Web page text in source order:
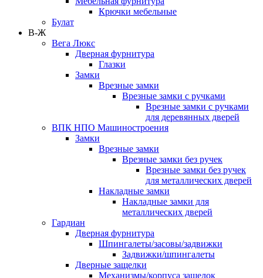
Крючки мебельные
Булат
В-Ж
Вега Люкс
Дверная фурнитура
Глазки
Замки
Врезные замки
Врезные замки с ручками
Врезные замки с ручками
для деревянных дверей
ВПК НПО Машиностроения
Замки
Врезные замки
Врезные замки без ручек
Врезные замки без ручек
для металлических дверей
Накладные замки
Накладные замки для
металлических дверей
Гардиан
Дверная фурнитура
Шпингалеты/засовы/задвижки
Задвижки/шпингалеты
Дверные защелки
Механизмы/корпуса защелок